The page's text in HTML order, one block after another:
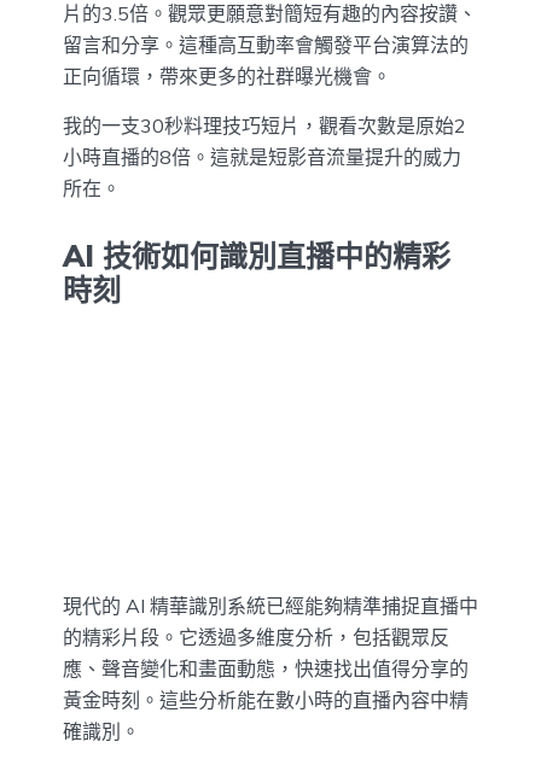
片的3.5倍。觀眾更願意對簡短有趣的內容按讚、
留言和分享。這種高互動率會觸發平台演算法的
正向循環，帶來更多的社群曝光機會。
我的一支30秒料理技巧短片，觀看次數是原始2
小時直播的8倍。這就是短影音流量提升的威力
所在。
AI 技術如何識別直播中的精彩
時刻
現代的 AI 精華識別系統已經能夠精準捕捉直播中
的精彩片段。它透過多維度分析，包括觀眾反
應、聲音變化和畫面動態，快速找出值得分享的
黃金時刻。這些分析能在數小時的直播內容中精
確識別。